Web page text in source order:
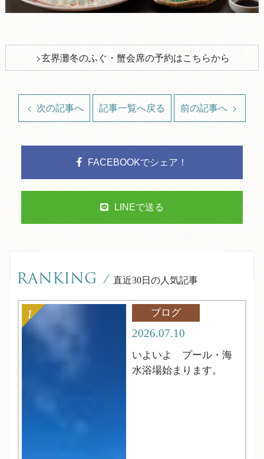
玄界灘冬のふぐ・蟹会席の予約はこちらから
次の記事へ 記事一覧へ戻る 前の記事へ
FACEBOOKでシェア！
LINEで送る
RANKING / 直近30日の人気記事
ブログ
2026.07.10
いよいよ プール・海
水浴場始まります。